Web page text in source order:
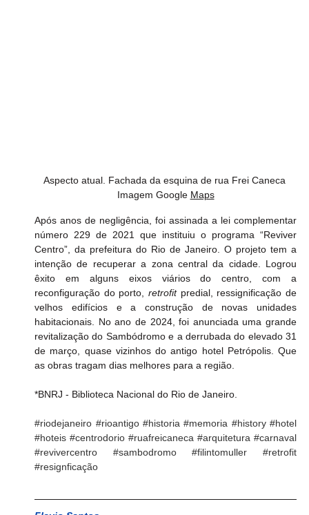
Aspecto atual. Fachada da esquina de rua Frei Caneca
Imagem Google Maps
Após anos de negligência, foi assinada a lei complementar
número 229 de 2021 que instituiu o programa “Reviver
Centro”, da prefeitura do Rio de Janeiro. O projeto tem a
intenção de recuperar a zona central da cidade. Logrou
êxito em alguns eixos viários do centro, com a
reconfiguração do porto, retrofit predial, ressignificação de
velhos edifícios e a construção de novas unidades
habitacionais. No ano de 2024, foi anunciada uma grande
revitalização do Sambódromo e a derrubada do elevado 31
de março, quase vizinhos do antigo hotel Petrópolis. Que
as obras tragam dias melhores para a região.
*BNRJ - Biblioteca Nacional do Rio de Janeiro.
#riodejaneiro #rioantigo #historia #memoria #history #hotel
#hoteis #centrodorio #ruafreicaneca #arquitetura #carnaval
#revivercentro
#sambodromo #filintomuller
#retrofit
#resignficação